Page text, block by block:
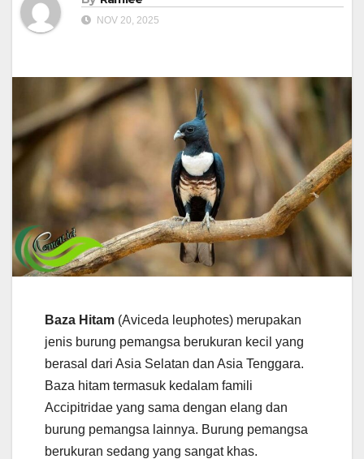
NOV 20, 2025
Baza Hitam (Aviceda leuphotes) merupakan
jenis burung pemangsa berukuran kecil yang
berasal dari Asia Selatan dan Asia Tenggara.
Baza hitam termasuk kedalam famili
Accipitridae yang sama dengan elang dan
burung pemangsa lainnya. Burung pemangsa
berukuran sedang yang sangat khas.